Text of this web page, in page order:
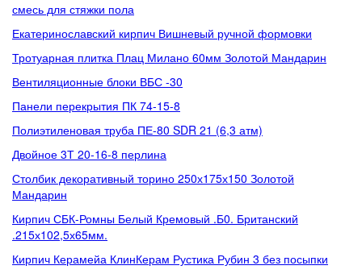
смесь для стяжки пола
Екатеринославский кирпич Вишневый ручной формовки
Тротуарная плитка Плац Милано 60мм Золотой Мандарин
Вентиляционные блоки ВБС -30
Панели перекрытия ПК 74-15-8
Полиэтиленовая труба ПЕ-80 SDR 21 (6,3 атм)
Двойное 3Т 20-16-8 перлина
Столбик декоративный торино 250х175х150 Золотой
Мандарин
Кирпич СБК-Ромны Белый Кремовый .Б0. Британский
.215х102,5х65мм.
Кирпич Керамейа КлинКерам Рустика Рубин 3 без посыпки